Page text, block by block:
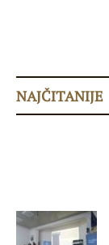
NAJČITANIJE